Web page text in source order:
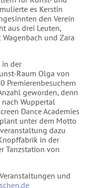
es Kerstin
den Verein
aus drei Leuten,
und Zara
in der
Raum Olga von
Premierenbesuchern
geworden, denn
Wuppertal
Dance Academies
unter dem Motto
dazu
in der
Tanzstation von
und